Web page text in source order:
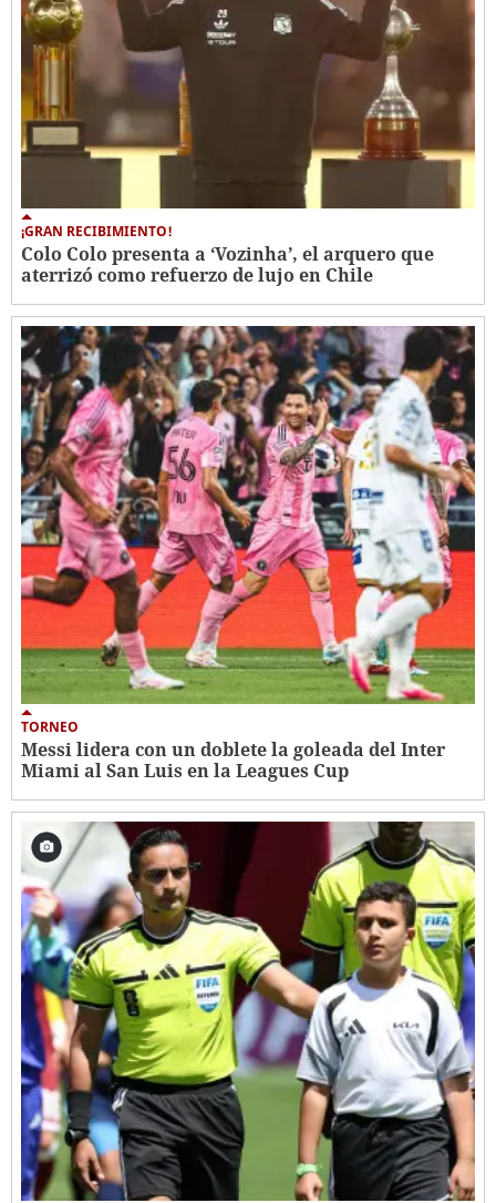
¡GRAN RECIBIMIENTO!
Colo Colo presenta a ‘Vozinha’, el arquero que
aterrizó como refuerzo de lujo en Chile
TORNEO
Messi lidera con un doblete la goleada del Inter
Miami al San Luis en la Leagues Cup